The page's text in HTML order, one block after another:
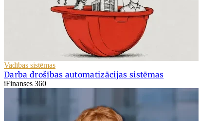
Vadības sistēmas
Darba drošības automatizācijas sistēmas
iFinanses 360